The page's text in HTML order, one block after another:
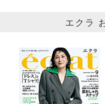
エクラ